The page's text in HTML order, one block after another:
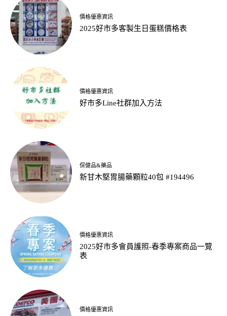
價格優惠資訊
2025好市多客製生日蛋糕價格表
價格優惠資訊
好市多Line社群加入方法
保健品&藥品
新甘木堅胃腸藥顆粒40包 #194496
價格優惠資訊
2025好市多會員護照-春季專案商品一覽
表
價格優惠資訊